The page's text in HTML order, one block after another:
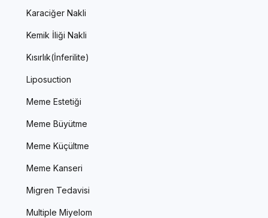
Karaciğer Nakli
Kemik İliği Nakli
Kısırlık(İnferilite)
Liposuction
Meme Estetiği
Meme Büyütme
Meme Küçültme
Meme Kanseri
Migren Tedavisi
Multiple Miyelom